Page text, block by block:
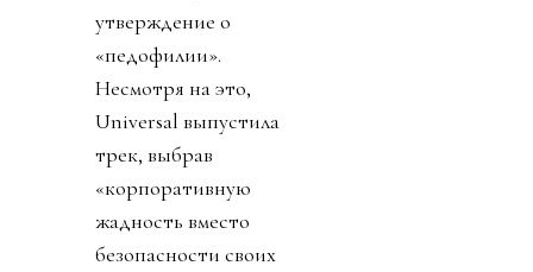
утверждение о
«педофилии».
Несмотря на это,
Universal выпустила
трек, выбрав
«корпоративную
жадность вместо
безопасности своих